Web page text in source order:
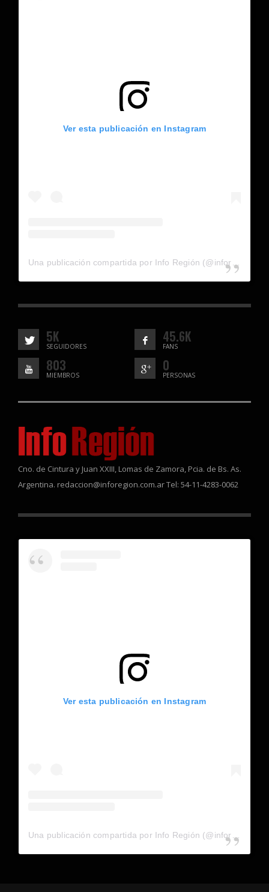
Ver esta publicación en Instagram
5K
SEGUIDORES
45.6K
FANS
803
MIEMBROS
0
PERSONAS
Cno. de Cintura y Juan XXIII, Lomas de Zamora, Pcia. de Bs. As.
Argentina. redaccion@inforegion.com.ar Tel: 54-11-4283-0062
Ver esta publicación en Instagram